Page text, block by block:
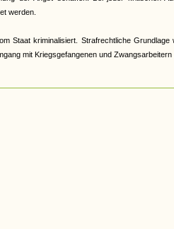
werden.
Staat kriminalisiert. Strafrechtliche
mit Kriegsgefangenen und Zwangsarbeitern